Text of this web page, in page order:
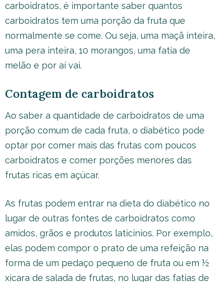
carboidratos, é importante saber quantos
carboidratos tem uma porção da fruta que
normalmente se come. Ou seja, uma maçã inteira,
uma pera inteira, 10 morangos, uma fatia de
melão e por aí vai.
Contagem de carboidratos
Ao saber a quantidade de carboidratos de uma
porção comum de cada fruta, o diabético pode
optar por comer mais das frutas com poucos
carboidratos e comer porções menores das
frutas ricas em açúcar.
As frutas podem entrar na dieta do diabético no
lugar de outras fontes de carboidratos como
amidos, grãos e produtos laticínios. Por exemplo,
elas podem compor o prato de uma refeição na
forma de um pedaço pequeno de fruta ou em ½
xícara de salada de frutas, no lugar das fatias de